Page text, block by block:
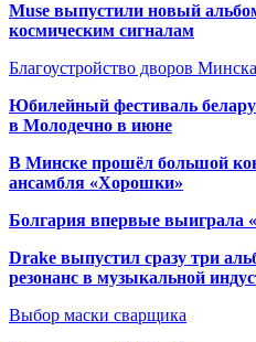
Muse выпустили новый
космическим сигналам
Благоустройство дворов
Юбилейный фестиваль
в Молодечно в июне
В Минске прошёл большой
ансамбля «Хорошки»
Болгария впервые выиграла
Drake выпустил сразу три
резонанс в музыкальной
Выбор маски сварщика